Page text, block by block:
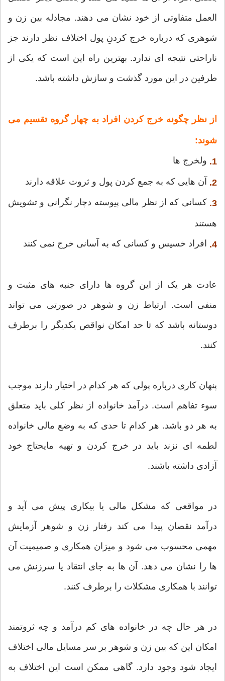
العمل متفاوتی از خود نشان می دهند. مجادله بین زن و
شوهری که درباره خرج کردنِ پول اختلاف نظر دارند جز
ناراحتی نتیجه ای ندارد. بهترین راه این است که یکی از
طرفین در این مورد گذشت و سازش داشته باشد.
از نظر چگونه خرج کردن افراد به چهار گروه تقسیم می
شوند:
1. ولخرج ها
2. آن هایی که به جمع کردن پول و ثروت علاقه دارند
3. کسانی که از نظر مالی پیوسته دچار نگرانی و تشویش
هستند
4. افراد خسیس و کسانی که به آسانی خرج نمی کنند
عادت هر یک از این گروه ها دارای جنبه های مثبت و
منفی است. ارتباط زن و شوهر در صورتی می تواند
دوستانه باشد که تا حد امکان نواقص یکدیگر را برطرف
کنند.
پنهان کاری درباره پولی که هر کدام در اختیار دارند موجب
سوء تفاهم است. درآمد خانواده از نظر کلی باید متعلق
به هر دو باشد. هر کدام تا حدی که به وضع مالی خانواده
لطمه ای نزند باید در خرج کردن و تهیه مایحتاج خود
آزادی داشته باشند.
در مواقعی که مشکل مالی یا بیکاری پیش می آید و
درآمد نقصان پیدا می کند رفتار زن و شوهر آزمایش
مهمی محسوب می شود و میزان همکاری و صمیمیت آن
ها را نشان می دهد. آن ها به جای انتقاد یا سرزنش می
توانند با همکاری مشکلات را برطرف کنند.
در هر حال چه در خانواده های کم درآمد و چه ثروتمند
امکان این که بین زن و شوهر بر سر مسایل مالی اختلاف
ایجاد شود وجود دارد. گاهی ممکن است این اختلاف به